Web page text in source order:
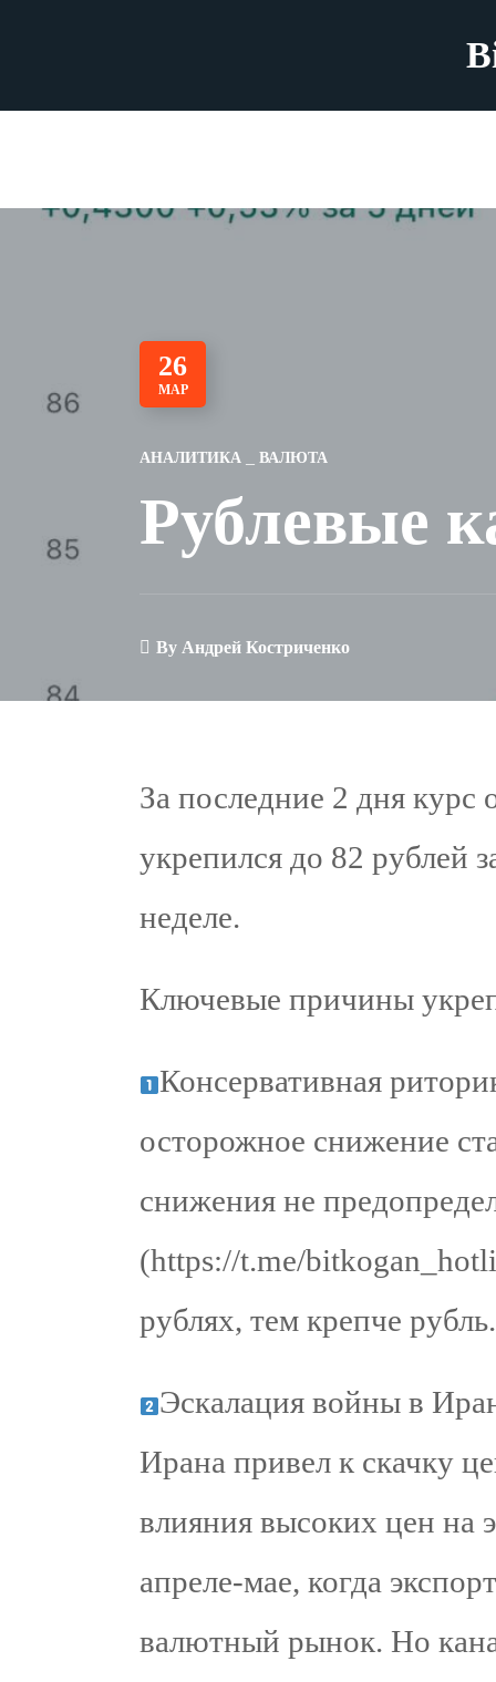
26
МАР
АНАЛИТИКА ВАЛЮТА
Рублевые
By Андрей Костриченко
За последние 2 дня курс
укрепился до 82 рублей
неделе.
Ключевые причины
Консервативная
осторожное снижение
снижения не
(https://t.me/
рублях, тем крепче рубль.
Эскалация войны в
Ирана привел к скачку
влияния высоких цен на
апреле-мае, когда
валютный рынок. Но